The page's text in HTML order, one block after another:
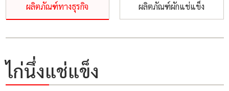
ผลิตภัณฑ์ทางธุรกิจ ผลิตภัณฑ์ผักแช่แข็ง
ไก่นึ่งแช่แข็ง